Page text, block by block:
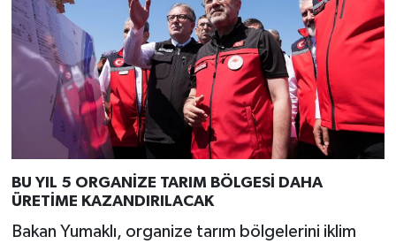
BU YIL 5 ORGANİZE TARIM BÖLGESİ DAHA
ÜRETİME KAZANDIRILACAK
Bakan Yumaklı, organize tarım bölgelerini iklim